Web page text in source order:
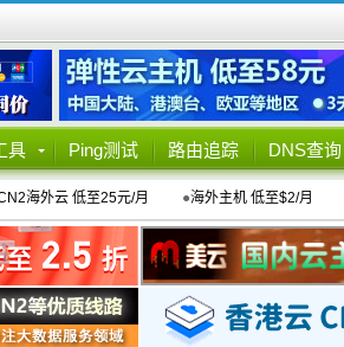
具 Ping测试 路由追踪 DNS查询
海外云 低至25元/月 ●海外主机 低至$2/月